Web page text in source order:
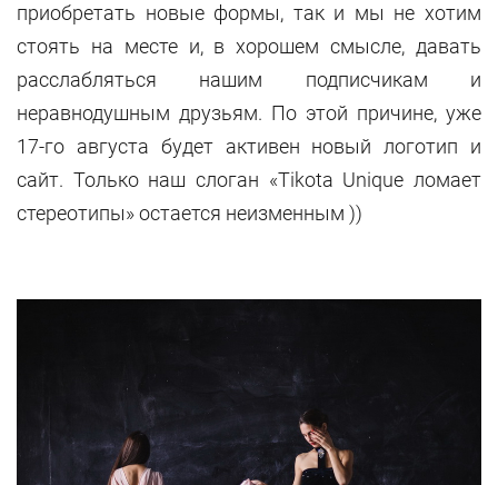
приобретать новые формы, так и мы не хотим
стоять на месте и, в хорошем смысле, давать
расслабляться нашим подписчикам и
неравнодушным друзьям. По этой причине, уже
17-го августа будет активен новый логотип и
сайт. Только наш слоган «Tikota Unique ломает
cтереотипы» остается неизменным ))